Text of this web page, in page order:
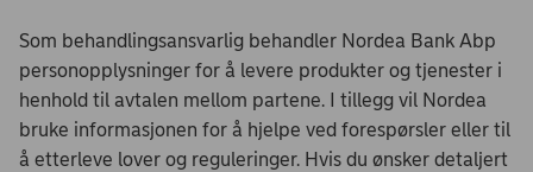
Som behandlingsansvarlig behandler Nordea Bank Abp
personopplysninger for å levere produkter og tjenester i
henhold til avtalen mellom partene. I tillegg vil Nordea
bruke informasjonen for å hjelpe ved forespørsler eller til
å etterleve lover og reguleringer. Hvis du ønsker detaljert